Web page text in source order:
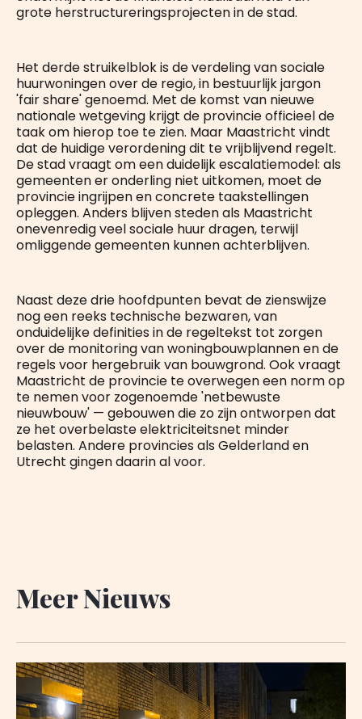
grote herstructureringsprojecten in de stad.
Het derde struikelblok is de verdeling van sociale
huurwoningen over de regio, in bestuurlijk jargon
'fair share' genoemd. Met de komst van nieuwe
nationale wetgeving krijgt de provincie officieel de
taak om hierop toe te zien. Maar Maastricht vindt
dat de huidige verordening dit te vrijblijvend regelt.
De stad vraagt om een duidelijk escalatiemodel: als
gemeenten er onderling niet uitkomen, moet de
provincie ingrijpen en concrete taakstellingen
opleggen. Anders blijven steden als Maastricht
onevenredig veel sociale huur dragen, terwijl
omliggende gemeenten kunnen achterblijven.
Naast deze drie hoofdpunten bevat de zienswijze
nog een reeks technische bezwaren, van
onduidelijke definities in de regeltekst tot zorgen
over de monitoring van woningbouwplannen en de
regels voor hergebruik van bouwgrond. Ook vraagt
Maastricht de provincie te overwegen een norm op
te nemen voor zogenoemde 'netbewuste
nieuwbouw' — gebouwen die zo zijn ontworpen dat
ze het overbelaste elektriciteitsnet minder
belasten. Andere provincies als Gelderland en
Utrecht gingen daarin al voor.
Meer Nieuws